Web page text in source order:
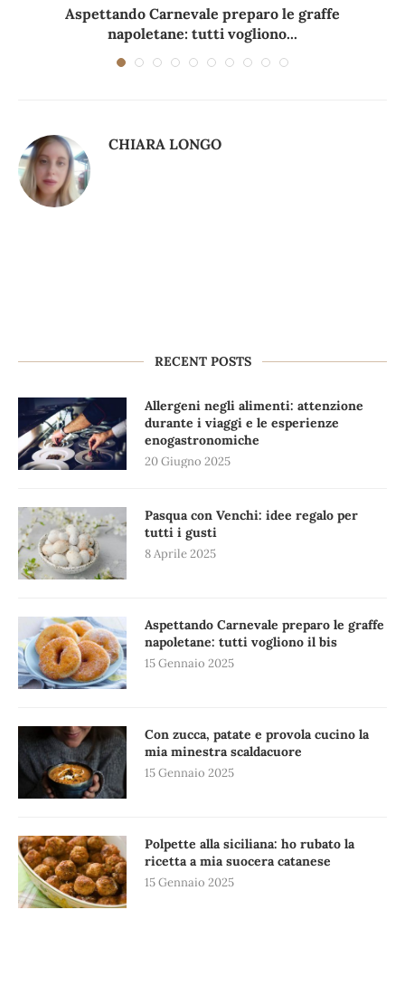
Aspettando Carnevale preparo le graffe
napoletane: tutti vogliono...
CHIARA LONGO
RECENT POSTS
Allergeni negli alimenti: attenzione
durante i viaggi e le esperienze
enogastronomiche
20 Giugno 2025
Pasqua con Venchi: idee regalo per
tutti i gusti
8 Aprile 2025
Aspettando Carnevale preparo le graffe
napoletane: tutti vogliono il bis
15 Gennaio 2025
Con zucca, patate e provola cucino la
mia minestra scaldacuore
15 Gennaio 2025
Polpette alla siciliana: ho rubato la
ricetta a mia suocera catanese
15 Gennaio 2025